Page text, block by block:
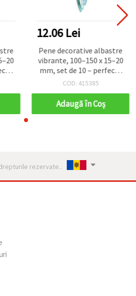
12.06 Lei
Pene decorative albastre
vibrante, 100–150 x 15–20
mm, set de 10 – perfecte
pentru costume creative,
DIY
COD: 415385
Adaugă în Coş
drepturile rezervate..